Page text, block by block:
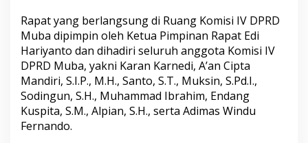
e
j
a
h
t
e
r
a
Rapat yang berlangsung di Ruang Komisi IV DPRD
Muba dipimpin oleh Ketua Pimpinan Rapat Edi
Hariyanto dan dihadiri seluruh anggota Komisi IV
DPRD Muba, yakni Karan Karnedi, A’an Cipta
Mandiri, S.I.P., M.H., Santo, S.T., Muksin, S.Pd.I.,
Sodingun, S.H., Muhammad Ibrahim, Endang
Kuspita, S.M., Alpian, S.H., serta Adimas Windu
Fernando.